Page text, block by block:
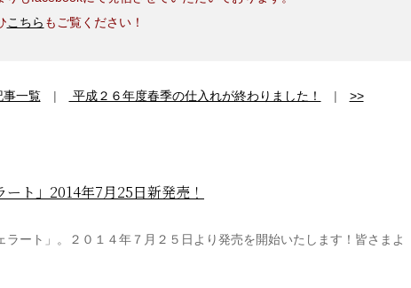
こちら もご覧ください！
事一覧| 平成２６年度春季の仕入れが終わりました！ | >>
ト」2014年7月25日新発売！
ート」。２０１４年７月２５日より発売を開始いたします！皆さまよ